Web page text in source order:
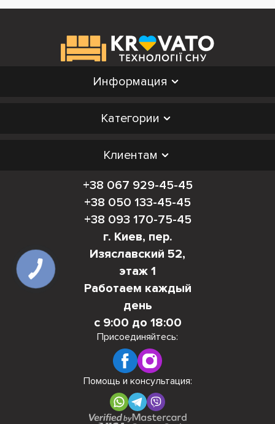
Информация
Категории
Клиентам
+38 067 929-45-45
+38 050 133-45-45
+38 093 170-75-45
г. Киев, пер.
Изяславский 52,
этаж 1
Работаем каждый
день
с 9:00 до 18:00
Присоединяйтесь:
Помощь и консультация: